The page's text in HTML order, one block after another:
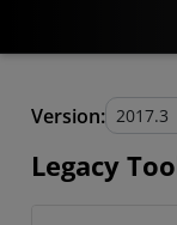
Version:
Legacy